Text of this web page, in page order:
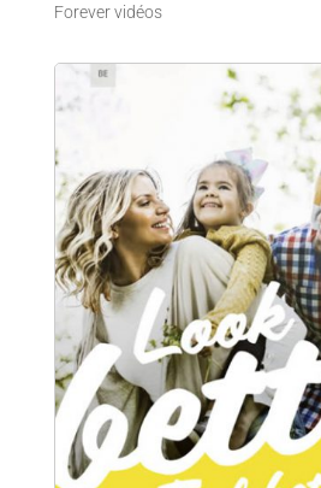
Forever vidéos